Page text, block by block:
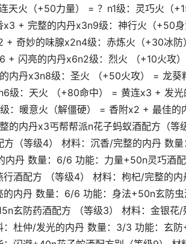
天火（+50力量） = ？n1级：灵巧火（
+ 完整的内丹x3n9级：神行火（+50
+ 奇妙的味腺x2n4级：赤炼火（+30冰
+ 闪亮的内丹x6n2级：烈火 （+10火
内丹x3n8级：圣火 （+50火攻） = 龙葵
级：天火 （+80命中） = 黄连x3 + 发
：暖意火（解僵硬） = 香附x2 + 最佳的
的内丹x3丐帮帮派n花子蚂蚁酒配方（等
方（等级4） 材料：沉香/完整的内丹 数
内丹 数量：6/6 功能：力量+50n灵巧酒
酒配方 （等级4） 材料：枸杞/完整的
内丹 数量：6/6 功能：身法+50n玄防
玄防药酒配方 （等级3） 材料：金银
杜仲/发光的内丹 数量：3/3 功能：玄